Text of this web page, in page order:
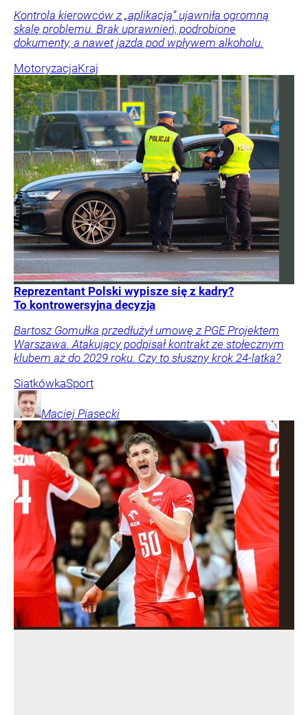
Kontrola kierowców z „aplikacją” ujawniła ogromną
skalę problemu. Brak uprawnień, podrobione
dokumenty, a nawet jazda pod wpływem alkoholu.
MotoryzacjaKraj
Reprezentant Polski wypisze się z kadry?
To kontrowersyjna decyzja
Bartosz Gomułka przedłużył umowę z PGE Projektem
Warszawa. Atakujący podpisał kontrakt ze stołecznym
klubem aż do 2029 roku. Czy to słuszny krok 24-latka?
SiatkówkaSport
Maciej Piasecki